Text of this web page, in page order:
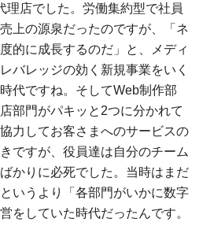
理店でした。労働集約型で社員
上の源泉だったのですが、「ネ
的に成長するのだ」と、メディ
バレッジの効く新規事業をいく
代ですね。そしてWeb制作部
部門がパキッと2つに分かれて
力してお客さまへのサービスの
ですが、役員達は自分のチーム
かりに必死でした。当時はまだ
いうより「各部門がいかに数字
をしていた時代だったんです。